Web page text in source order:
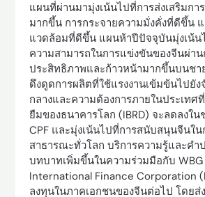
แผนที่ผ่านมามุ่งเน้นไปที่การส่งเสริมกา
มากขึ้น การกระจายความมั่งคั่งที่ดีขึ้น
แวดล้อมที่ดีขึ้น แผนห้าปีปัจจุบันมุ่งเน้น
ความสามารถในการแข่งขันของจีนผ่า
ประสิทธิภาพและก้าวหน้ามากขึ้นบนชา
ดึงดูดการผลิตที่ใช้แรงงานเข้มข้นไปยั
กลางและความต้องการภายในประเทศ
ยืมของธนาคารโลก (IBRD) จะลดลงใน
CPF และมุ่งเน้นไปที่การสนับสนุนจีนใน
สาธารณะทั่วโลก บริการความรู้และคำ
บทบาทเพิ่มขึ้นในความร่วมมือกับ
International Finance Corporation
ลงทุนในภาคเอกชนของจีนต่อไป โดยส่